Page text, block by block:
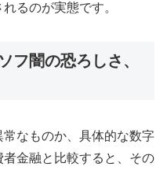
るのが実態です。
フ闇の恐ろしさ、
なものか、具体的な数字
金融と比較すると、その